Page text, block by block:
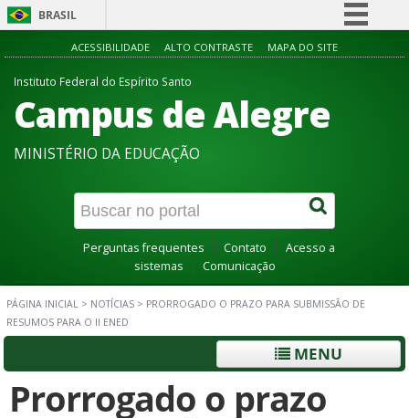
BRASIL
Simplifique!
Acesso à informação
Canais
ACESSIBILIDADE ALTO CONTRASTE MAPA DO SITE
Instituto Federal do Espírito Santo
Campus de Alegre
MINISTÉRIO DA EDUCAÇÃO
Perguntas frequentes Contato
Acesso a
sistemas
Comunicação
PÁGINA INICIAL > NOTÍCIAS > PRORROGADO O PRAZO PARA SUBMISSÃO DE
RESUMOS PARA O II ENED
MENU
Prorrogado o prazo